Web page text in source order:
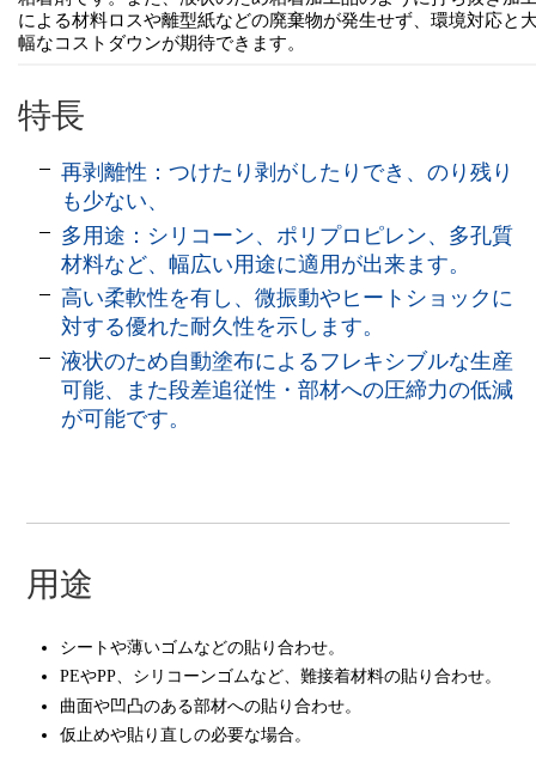
による材料ロスや離型紙などの廃棄物が発生せず、環境対応と
幅なコストダウンが期待できます。
特長
再剥離性：つけたり剥がしたりでき、のり残り
も少ない、
多用途：シリコーン、ポリプロピレン、多孔質
材料など、幅広い用途に適用が出来ます。
高い柔軟性を有し、微振動やヒートショックに
対する優れた耐久性を示します。
液状のため自動塗布によるフレキシブルな生産
可能、また段差追従性・部材への圧締力の低減
が可能です。
用途
シートや薄いゴムなどの貼り合わせ。
PEやPP、シリコーンゴムなど、難接着材料の貼り合わせ。
曲面や凹凸のある部材への貼り合わせ。
仮止めや貼り直しの必要な場合。